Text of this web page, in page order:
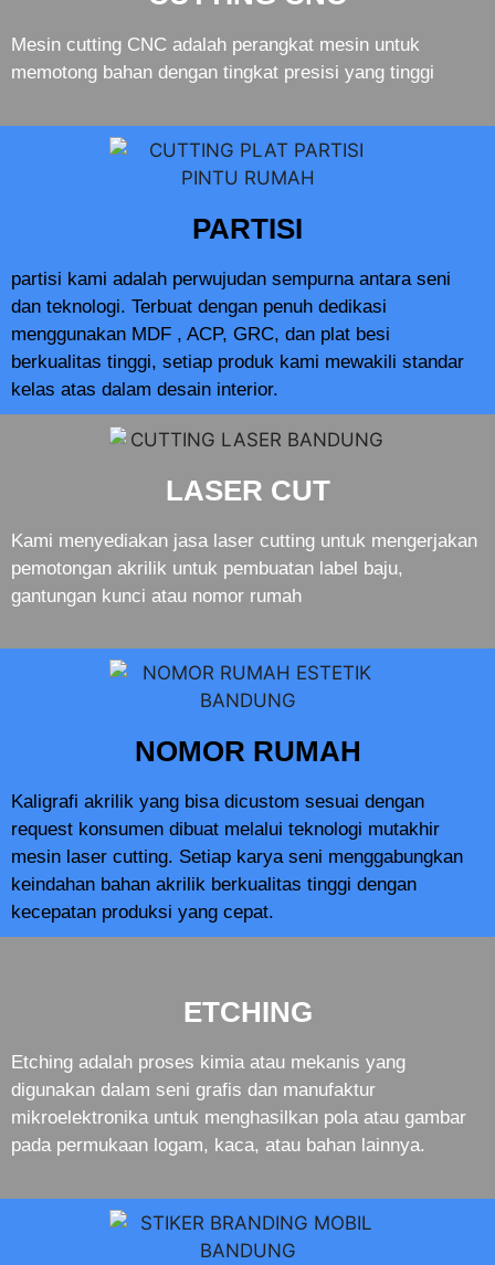
Mesin cutting CNC adalah perangkat mesin untuk
memotong bahan dengan tingkat presisi yang tinggi
PARTISI
partisi kami adalah perwujudan sempurna antara seni
dan teknologi. Terbuat dengan penuh dedikasi
menggunakan MDF , ACP, GRC, dan plat besi
berkualitas tinggi, setiap produk kami mewakili standar
kelas atas dalam desain interior.
LASER CUT
Kami menyediakan jasa laser cutting untuk mengerjakan
pemotongan akrilik untuk pembuatan label baju,
gantungan kunci atau nomor rumah
NOMOR RUMAH
Kaligrafi akrilik yang bisa dicustom sesuai dengan
request konsumen dibuat melalui teknologi mutakhir
mesin laser cutting. Setiap karya seni menggabungkan
keindahan bahan akrilik berkualitas tinggi dengan
kecepatan produksi yang cepat.
ETCHING
Etching adalah proses kimia atau mekanis yang
digunakan dalam seni grafis dan manufaktur
mikroelektronika untuk menghasilkan pola atau gambar
pada permukaan logam, kaca, atau bahan lainnya.